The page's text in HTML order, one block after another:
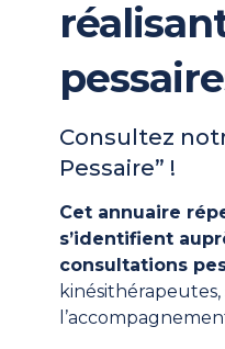
Consultez
Pessaire” !
Cet annuaire
s’identifient
consultations